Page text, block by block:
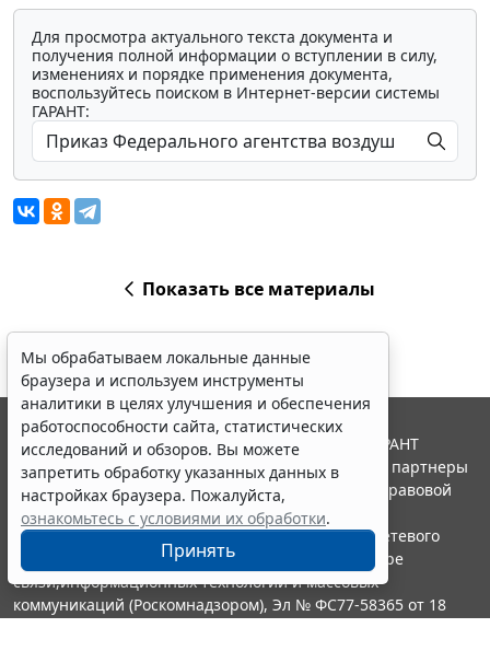
Для просмотра актуального текста документа и
получения полной информации о вступлении в силу,
изменениях и порядке применения документа,
воспользуйтесь поиском в Интернет-версии системы
ГАРАНТ:
Показать все материалы
Мы обрабатываем локальные данные
браузера и используем инструменты
аналитики в целях улучшения и обеспечения
работоспособности сайта, статистических
исследований и обзоров. Вы можете
запретить обработку указанных данных в
настройках браузера. Пожалуйста,
ознакомьтесь с условиями их обработки.
Принять
© ООО "НПП "ГАРАНТ-СЕРВИС", 2026. Система ГАРАНТ
выпускается с 1990 года. Компания "Гарант" и ее партнеры
являются участниками Российской ассоциации правовой
информации ГАРАНТ.
Портал ГАРАНТ.РУ зарегистрирован в качестве сетевого
издания Федеральной службой по надзору в сфере
связи,информационных технологий и массовых
коммуникаций (Роскомнадзором), Эл № ФС77-58365 от 18